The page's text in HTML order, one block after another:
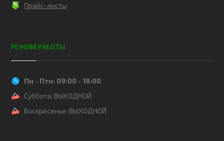
Прайс-листы
РЕЖИМ РАБОТЫ
Пн - Птн: 09:00 - 18:00
Суббота: ВЫХОДНОЙ
Воскресенье: ВЫХОДНОЙ